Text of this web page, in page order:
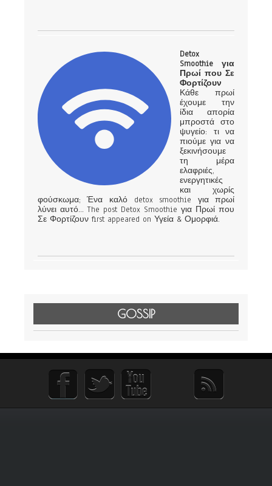
Detox
Smoothie για
Πρωί που Σε
Φορτίζουν
Κάθε πρωί
έχουμε την
ίδια απορία
μπροστά στο
ψυγείο: τι να
πιούμε για να
ξεκινήσουμε
τη μέρα
ελαφριές,
ενεργητικές
και χωρίς
φούσκωμα; Ένα καλό detox smoothie για πρωί
λύνει αυτό… The post Detox Smoothie για Πρωί που
Σε Φορτίζουν first appeared on Υγεία & Ομορφιά.
GOSSIP